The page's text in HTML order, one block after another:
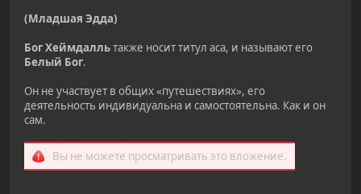
(Младшая Эдда)
Бог Хеймдалльтакже носит титул аса, и называют его
Белый Бог.
Он не участвует в общих «путешествиях», его
деятельность индивидуальна и самостоятельна. Как и он
сам.
Вы не можете просматривать это вложение.